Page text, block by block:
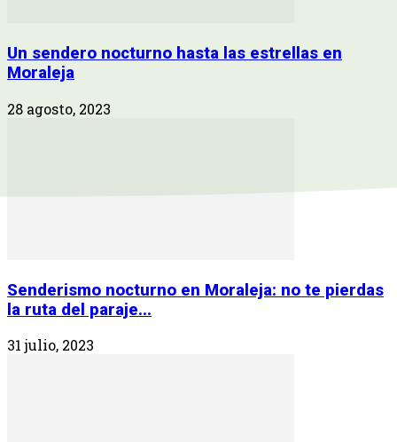
Un sendero nocturno hasta las estrellas en
Moraleja
28 agosto, 2023
Senderismo nocturno en Moraleja: no te pierdas
la ruta del paraje...
31 julio, 2023